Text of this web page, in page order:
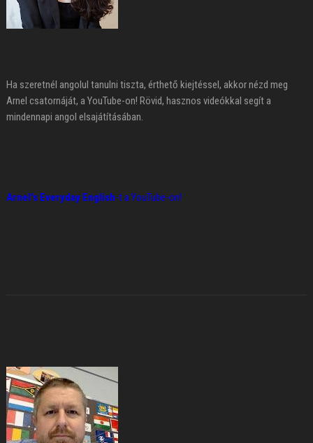
Ha szeretnél angolul tanulni tiszta, érthető kiejtéssel, akkor nézd meg
Arnel csatornáját, a YouTube-on! Rövid, hasznos videókkal segít a
mindennapi angol elsajátításában.
Arnel's Everyday English-t a YouTube-on!